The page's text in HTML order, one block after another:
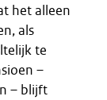
het alleen
als
te
–
– blijft